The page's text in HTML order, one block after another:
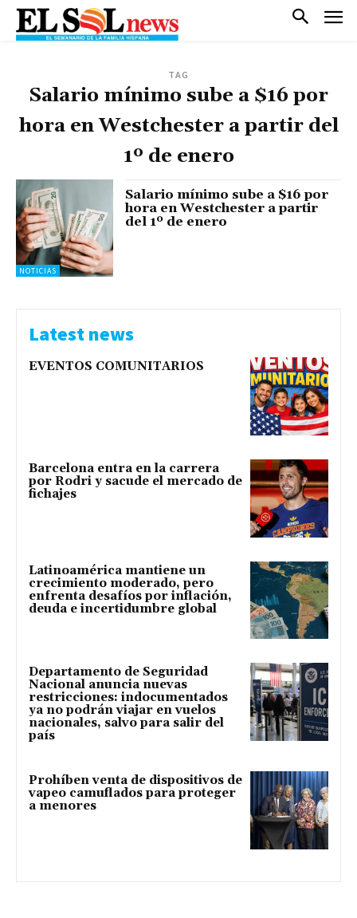
TAG
Salario mínimo sube a $16 por
hora en Westchester a partir del
1º de enero
NOTICIAS
Salario mínimo sube a $16 por
hora en Westchester a partir
del 1º de enero
Latest news
EVENTOS COMUNITARIOS
Barcelona entra en la carrera
por Rodri y sacude el mercado de
fichajes
Latinoamérica mantiene un
crecimiento moderado, pero
enfrenta desafíos por inflación,
deuda e incertidumbre global
Departamento de Seguridad
Nacional anuncia nuevas
restricciones: indocumentados
ya no podrán viajar en vuelos
nacionales, salvo para salir del
país
Prohíben venta de dispositivos de
vapeo camuflados para proteger
a menores